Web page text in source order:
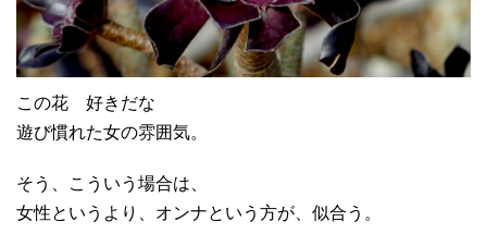
この花 好きだな
遊び慣れた女の雰囲気。
そう、こういう場合は、
女性というより、オンナという方が、似合う。